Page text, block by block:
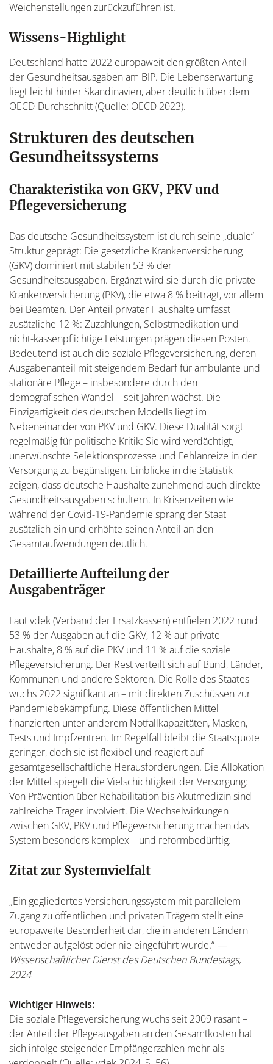
Weichenstellungen zurückzuführen ist.
Wissens-Highlight
Deutschland hatte 2022 europaweit den größten Anteil
der Gesundheitsausgaben am BIP. Die Lebenserwartung
liegt leicht hinter Skandinavien, aber deutlich über dem
OECD-Durchschnitt (Quelle: OECD 2023).
Strukturen des deutschen
Gesundheitssystems
Charakteristika von GKV, PKV und
Pflegeversicherung
Das deutsche Gesundheitssystem ist durch seine „duale“
Struktur geprägt: Die gesetzliche Krankenversicherung
(GKV) dominiert mit stabilen 53 % der
Gesundheitsausgaben. Ergänzt wird sie durch die private
Krankenversicherung (PKV), die etwa 8 % beiträgt, vor allem
bei Beamten. Der Anteil privater Haushalte umfasst
zusätzliche 12 %: Zuzahlungen, Selbstmedikation und
nicht-kassenpflichtige Leistungen prägen diesen Posten.
Bedeutend ist auch die soziale Pflegeversicherung, deren
Ausgabenanteil mit steigendem Bedarf für ambulante und
stationäre Pflege – insbesondere durch den
demografischen Wandel – seit Jahren wächst. Die
Einzigartigkeit des deutschen Modells liegt im
Nebeneinander von PKV und GKV. Diese Dualität sorgt
regelmäßig für politische Kritik: Sie wird verdächtigt,
unerwünschte Selektionsprozesse und Fehlanreize in der
Versorgung zu begünstigen. Einblicke in die Statistik
zeigen, dass deutsche Haushalte zunehmend auch direkte
Gesundheitsausgaben schultern. In Krisenzeiten wie
während der Covid-19-Pandemie sprang der Staat
zusätzlich ein und erhöhte seinen Anteil an den
Gesamtaufwendungen deutlich.
Detaillierte Aufteilung der
Ausgabenträger
Laut vdek (Verband der Ersatzkassen) entfielen 2022 rund
53 % der Ausgaben auf die GKV, 12 % auf private
Haushalte, 8 % auf die PKV und 11 % auf die soziale
Pflegeversicherung. Der Rest verteilt sich auf Bund, Länder,
Kommunen und andere Sektoren. Die Rolle des Staates
wuchs 2022 signifikant an – mit direkten Zuschüssen zur
Pandemiebekämpfung. Diese öffentlichen Mittel
finanzierten unter anderem Notfallkapazitäten, Masken,
Tests und Impfzentren. Im Regelfall bleibt die Staatsquote
geringer, doch sie ist flexibel und reagiert auf
gesamtgesellschaftliche Herausforderungen. Die Allokation
der Mittel spiegelt die Vielschichtigkeit der Versorgung:
Von Prävention über Rehabilitation bis Akutmedizin sind
zahlreiche Träger involviert. Die Wechselwirkungen
zwischen GKV, PKV und Pflegeversicherung machen das
System besonders komplex – und reformbedürftig.
Zitat zur Systemvielfalt
„Ein gegliedertes Versicherungssystem mit parallelem
Zugang zu öffentlichen und privaten Trägern stellt eine
europaweite Besonderheit dar, die in anderen Ländern
entweder aufgelöst oder nie eingeführt wurde.“ —
Wissenschaftlicher Dienst des Deutschen Bundestags,
2024
Wichtiger Hinweis:
Die soziale Pflegeversicherung wuchs seit 2009 rasant –
der Anteil der Pflegeausgaben an den Gesamtkosten hat
sich infolge steigender Empfängerzahlen mehr als